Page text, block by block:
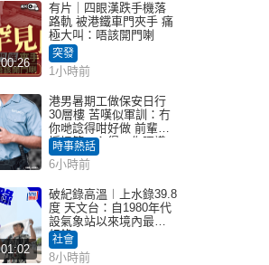
00:26
有片｜四眼漢跌手機落
路軌 被港鐵車門夾手 痛
極大叫：唔該開門喇
突發
1小時前
港男暑期工做保安日行
30層樓 苦嘆似軍訓：冇
你哋諗得咁好做 前輩傳
授搵筍工心得：你唔識
揀盤啫｜Juicy叮
時事熱話
6小時前
01:02
破紀錄高溫︱上水錄39.8
度 天文台：自1980年代
設氣象站以來境內最高
紀錄
社會
8小時前